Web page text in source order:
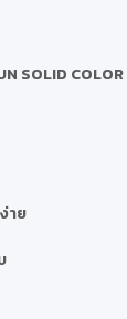
SOLID COLOR
าย